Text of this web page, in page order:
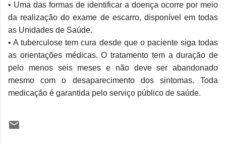
• Uma das formas de identificar a doença ocorre por meio
da realização do exame de escarro, disponível em todas
as Unidades de Saúde.
• A tuberculose tem cura desde que o paciente siga todas
as orientações médicas. O tratamento tem a duração de
pelo menos seis meses e não deve ser abandonado
mesmo com o desaparecimento dos sintomas. Toda
medicação é garantida pelo serviço público de saúde.